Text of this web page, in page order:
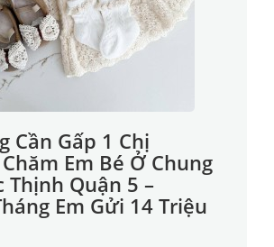
Cần Gấp 1 Chị
Em Bé Ở Chung
Thịnh Quận 5 –
Em Gửi 14 Triệu